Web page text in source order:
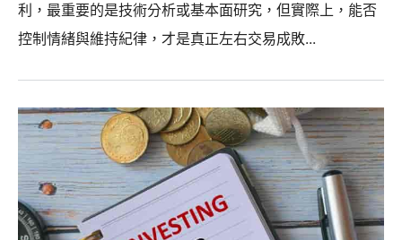
利，最重要的是技術分析或基本面研究，但實際上，能否
控制情緒與維持紀律，才是真正左右交易成敗...